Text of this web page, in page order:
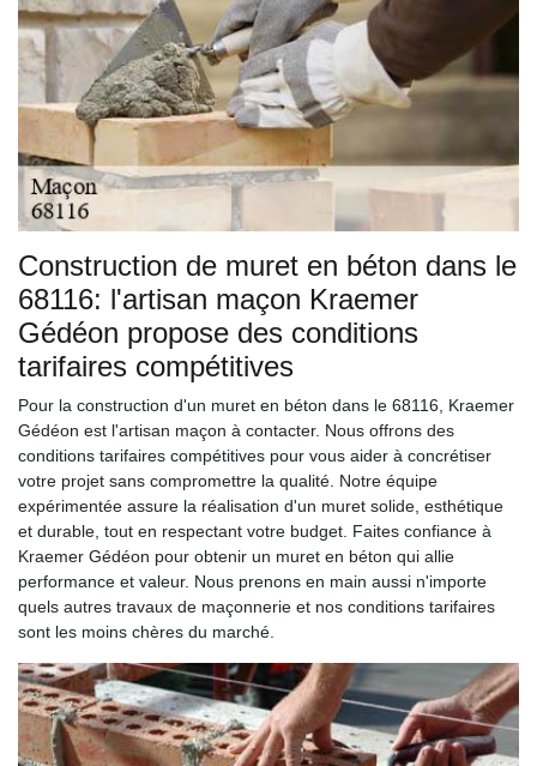
Construction de muret en béton dans le
68116: l'artisan maçon Kraemer
Gédéon propose des conditions
tarifaires compétitives
Pour la construction d'un muret en béton dans le 68116, Kraemer
Gédéon est l'artisan maçon à contacter. Nous offrons des
conditions tarifaires compétitives pour vous aider à concrétiser
votre projet sans compromettre la qualité. Notre équipe
expérimentée assure la réalisation d'un muret solide, esthétique
et durable, tout en respectant votre budget. Faites confiance à
Kraemer Gédéon pour obtenir un muret en béton qui allie
performance et valeur. Nous prenons en main aussi n'importe
quels autres travaux de maçonnerie et nos conditions tarifaires
sont les moins chères du marché.